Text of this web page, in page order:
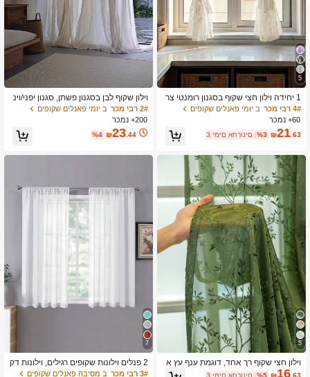
5
1 יחידה וילון חצי שקוף בסגנון רומנטי צר
ת פוליאסטר, עיצוב כיס מוט גלי, וילון דקו
רטיבי מתכוונן מתאים לסלון, חדר שינה,
מרפסת, סגנון קלאסי, ניתן לכביסה במכונ
ללא בטנה, חצי שקוף, סגנון כפרי, איכות
פרימיום, עיצוב כיס מוט, מתאים ללוח וילו
ן דלת, ארוג, רקום, סיב פוליאסטר, שיטת
תלייה, משקל בד 100-120 גרם
4# רבי מכר
ב יומי פאנלים שקופים
60+ נמכר
₪21.63
%3 3 ימים אחרונים
5
וילון חצי שקוף רך אחד, דוגמת ענף עץ א
קארד פלוקס, וילון חלון ירוק לחדר שינה,
16
וילון שקוף לבן בסגנון פשתן, סגנון יפני/וינ
טג' לסלון/חדר שינה/קפה, שקוף
2# רבי מכר
ב יומי פאנלים שקופים
200+ נמכר
₪23 .44
%4
7
2 פנלים וילונות שקופים רגילים, וילונות דק
ורטיביים ניתנים להסרה לסינון אור לחדר
3# רבי מכר
ב מסיבה פאנלים שקופים